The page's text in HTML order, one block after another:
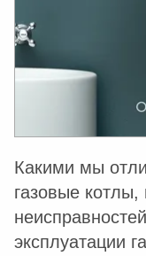
Какими мы
газовые котлы,
эксплуатации